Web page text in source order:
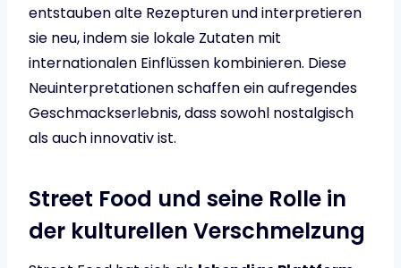
entstauben alte Rezepturen und interpretieren
sie neu, indem sie lokale Zutaten mit
internationalen Einflüssen kombinieren. Diese
Neuinterpretationen schaffen ein aufregendes
Geschmackserlebnis, dass sowohl nostalgisch
als auch innovativ ist.
Street Food und seine Rolle in
der kulturellen Verschmelzung